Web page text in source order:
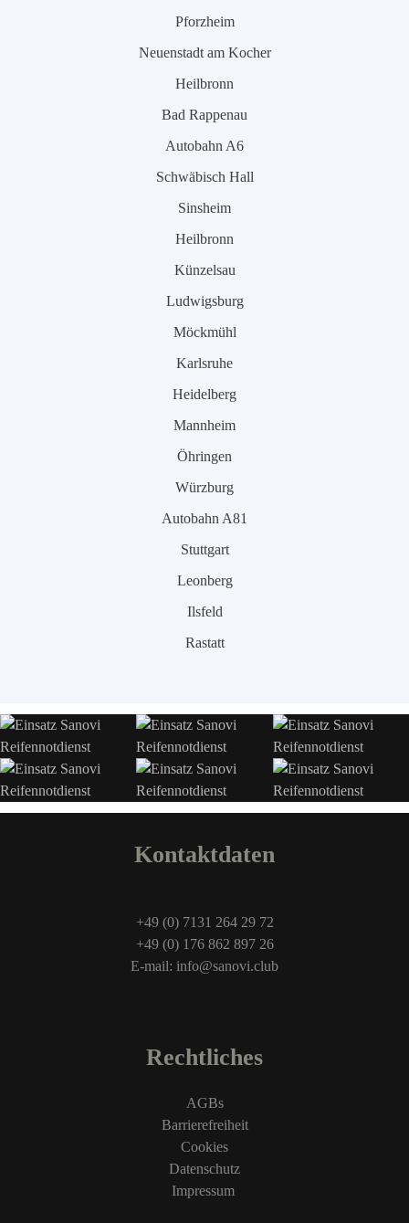
Pforzheim
Neuenstadt am Kocher
Heilbronn
Bad Rappenau
Autobahn A6
Schwäbisch Hall
Sinsheim
Heilbronn
Künzelsau
Ludwigsburg
Möckmühl
Karlsruhe
Heidelberg
Mannheim
Öhringen
Würzburg
Autobahn A81
Stuttgart
Leonberg
Ilsfeld
Rastatt
Kontaktdaten
+49 (0) 7131 264 29 72
+49 (0) 176 862 897 26
E-mail: info@sanovi.club
Rechtliches
AGBs
Barrierefreiheit
Cookies
Datenschutz
Impressum